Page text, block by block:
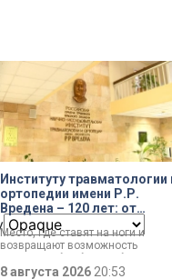
Share
will cancel and
Институту травматологии
ортопедии имени Р.Р.
Вредена – 120 лет: от
императорской лечебницы
до передового
медицинского центра
Место, где ставят на ноги и
возвращают возможность
двигаться без боли. Юбилей
отмечает Институт травматологии
8 августа 2026 20:53